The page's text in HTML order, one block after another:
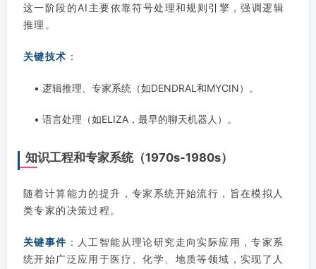
这一阶段的AI主要依靠符号处理和规则引擎，强调逻辑
推理。
关键技术 ：
• 逻辑推理、专家系统（如DENDRAL和MYCIN）。
• 语言处理（如ELIZA，最早的聊天机器人）。
知识工程和专家系统（1970s-1980s）
随着计算能力的提升，专家系统开始流行，旨在模拟人
类专家的决策过程。
关键事件 ：人工智能从理论研究走向实际应用，专家系
统开始广泛应用于医疗、化学、地质等领域，实现了人